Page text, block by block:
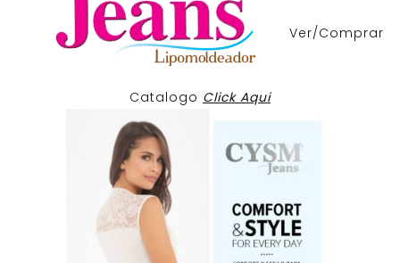
Ver/Comprar
Catalogo Click Aqui